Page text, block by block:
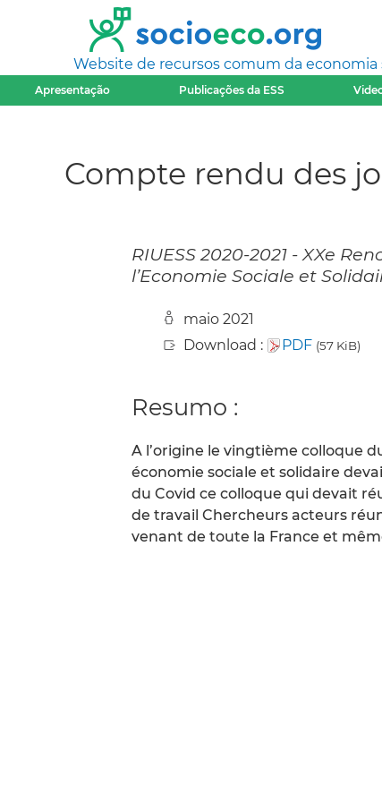
Website de recursos comum da economia
Apresentação Publicações da ESS
Compte rendu des
RIUESS 2020-2021 - XXe
l’Economie Sociale et
maio 2021
Download :
PDF (57 KiB)
Resumo :
A l’origine le vingtième colloque
économie sociale et solidaire
du Covid ce colloque qui devait
de travail Chercheurs acteurs
venant de toute la France et